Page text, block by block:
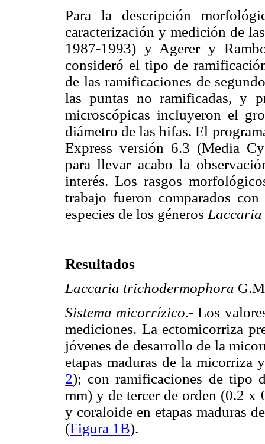
Para la descripción
caracterización y medición de
1987-1993) y Agerer y
consideró el tipo de
de las ramificaciones de
las puntas no ramificadas, y
microscópicas incluyeron el
diámetro de las hifas. El
Express versión 6.3 (Media
para llevar acabo la
interés. Los rasgos
trabajo fueron comparados
especies de los génerosLaccaria
Resultados
Laccaria trichodermophora
Sistema micorrízico.- Los
mediciones. La ectomicorriza
jóvenes de desarrollo de la
etapas maduras de la micorriza
2); con ramificaciones de tipo
mm) y de tercer de orden (0.2 x
y coraloide en etapas maduras
(Figura 1B).